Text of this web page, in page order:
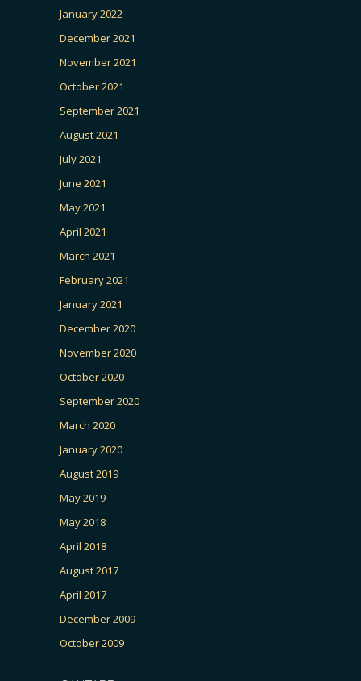
January 2022
December 2021
November 2021
October 2021
September 2021
August 2021
July 2021
June 2021
May 2021
April 2021
March 2021
February 2021
January 2021
December 2020
November 2020
October 2020
September 2020
March 2020
January 2020
August 2019
May 2019
May 2018
April 2018
August 2017
April 2017
December 2009
October 2009